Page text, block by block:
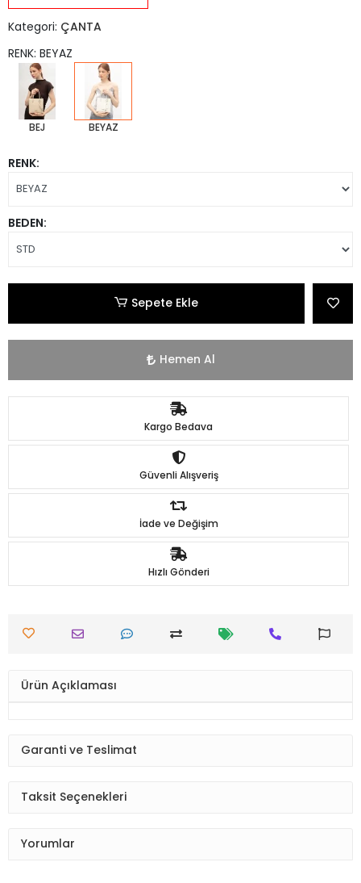
Kategori: ÇANTA
RENK: BEYAZ
BEJ BEYAZ
RENK:
BEDEN:
Sepete Ekle
Hemen Al
Kargo Bedava
Güvenli Alışveriş
İade ve Değişim
Hızlı Gönderi
Ürün Açıklaması
Garanti ve Teslimat
Taksit Seçenekleri
Yorumlar